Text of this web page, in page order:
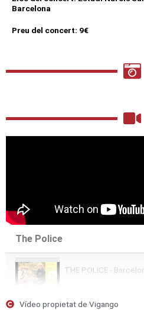
Barcelona
Preu del concert: 9€
The Police
THE POLICE -
Vídeo propietat de Vigango